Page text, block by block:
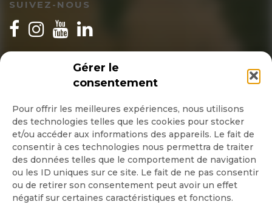
Gérer le
consentement
Pour offrir les meilleures expériences, nous utilisons
des technologies telles que les cookies pour stocker
et/ou accéder aux informations des appareils. Le fait de
consentir à ces technologies nous permettra de traiter
des données telles que le comportement de navigation
ou les ID uniques sur ce site. Le fait de ne pas consentir
ou de retirer son consentement peut avoir un effet
négatif sur certaines caractéristiques et fonctions.
SUIVEZ-NOUS
INSCRIPTION NEWSLETTER
Quotidienne
Hebdo
OK